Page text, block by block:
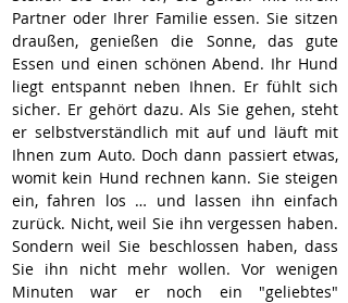
Partner oder Ihrer Familie essen. Sie sitzen
draußen, genießen die Sonne, das gute
Essen und einen schönen Abend. Ihr Hund
liegt entspannt neben Ihnen. Er fühlt sich
sicher. Er gehört dazu. Als Sie gehen, steht
er selbstverständlich mit auf und läuft mit
Ihnen zum Auto. Doch dann passiert etwas,
womit kein Hund rechnen kann. Sie steigen
ein, fahren los … und lassen ihn einfach
zurück. Nicht, weil Sie ihn vergessen haben.
Sondern weil Sie beschlossen haben, dass
Sie ihn nicht mehr wollen. Vor wenigen
Minuten war er noch ein "geliebtes"